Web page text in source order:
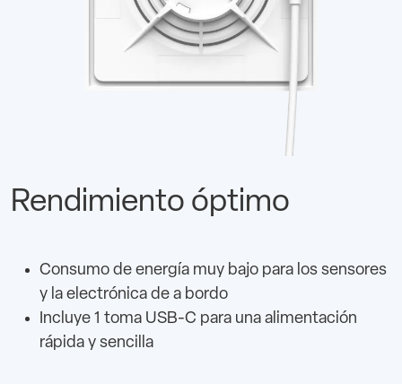
Rendimiento óptimo
Consumo de energía muy bajo para los sensores
y la electrónica de a bordo
Incluye 1 toma USB-C para una alimentación
rápida y sencilla